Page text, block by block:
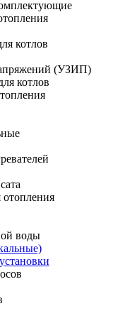
котлов
(УЗИП)
котлов
воды